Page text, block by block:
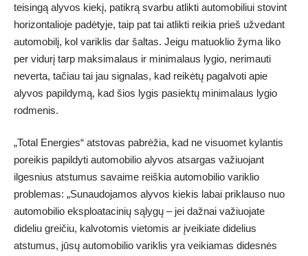
teisingą alyvos kiekį, patikrą svarbu atlikti automobiliui stovint
horizontalioje padėtyje, taip pat tai atlikti reikia prieš užvedant
automobilį, kol variklis dar šaltas. Jeigu matuoklio žyma liko
per vidurį tarp maksimalaus ir minimalaus lygio, nerimauti
neverta, tačiau tai jau signalas, kad reikėtų pagalvoti apie
alyvos papildymą, kad šios lygis pasiektų minimalaus lygio
rodmenis.
„Total Energies“ atstovas pabrėžia, kad ne visuomet kylantis
poreikis papildyti automobilio alyvos atsargas važiuojant
ilgesnius atstumus savaime reiškia automobilio variklio
problemas: „Sunaudojamos alyvos kiekis labai priklauso nuo
automobilio eksploatacinių sąlygų – jei dažnai važiuojate
dideliu greičiu, kalvotomis vietomis ar įveikiate didelius
atstumus, jūsų automobilio variklis yra veikiamas didesnės